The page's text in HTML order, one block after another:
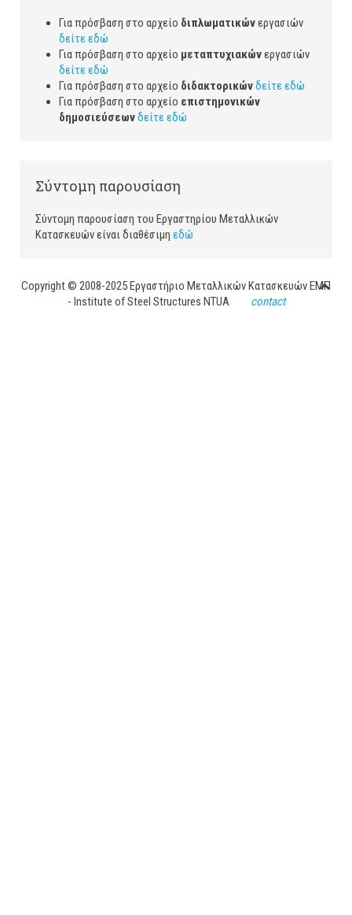
Για πρόσβαση στο αρχείο διπλωματικώνεργασιών
δείτε εδώ
Για πρόσβαση στο αρχείο μεταπτυχιακώνεργασιών
δείτε εδώ
Για πρόσβαση στο αρχείο διδακτορικώνδείτε εδώ
Για πρόσβαση στο αρχείο επιστημονικών
δημοσιεύσεωνδείτε εδώ
Σύντομη παρουσίαση
Σύντομη παρουσίαση του Εργαστηρίου Μεταλλικών
Κατασκευών είναι διαθέσιμη εδώ
Copyright © 2008-2025 Εργαστήριο Μεταλλικών Κατασκευών ΕΜΠ
- Institute of Steel Structures NTUA contact